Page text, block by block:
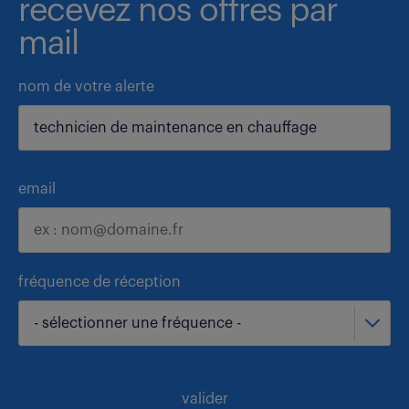
recevez nos offres par
mail
nom de votre alerte
email
fréquence de réception
- sélectionner une fréquence -
valider